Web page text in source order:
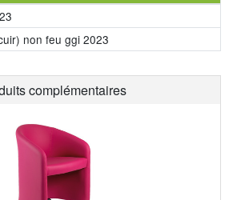
non feu ggi 2023
complémentaires